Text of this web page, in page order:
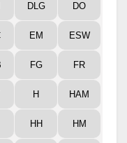
DLG DO
EM ESW
FG FR
H HAM
HH HM